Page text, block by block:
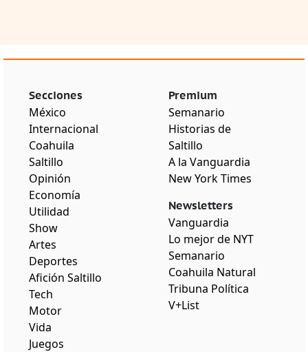
Secciones
México
Internacional
Coahuila
Saltillo
Opinión
Economía
Utilidad
Show
Artes
Deportes
Afición Saltillo
Tech
Motor
Vida
Juegos
Premium
Semanario
Historias de
Saltillo
A la Vanguardia
New York Times
Newsletters
Vanguardia
Lo mejor de NYT
Semanario
Coahuila Natural
Tribuna Política
V+List